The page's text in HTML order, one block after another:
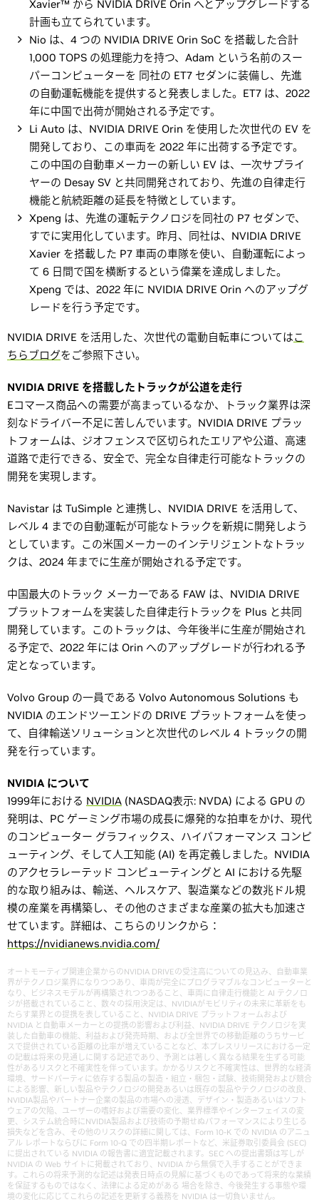
Xavier™ から NVIDIA DRIVE Orin へとアップグレードする
計画も立てられています。
Nio は、4 つの NVIDIA DRIVE Orin SoC を搭載した合計
1,000 TOPS の処理能力を持つ、Adam という名前のスー
パーコンピューターを 同社の ET7 セダンに装備し、先進
の自動運転機能を提供すると発表しました。ET7 は、2022
年に中国で出荷が開始される予定です。
Li Auto は、NVIDIA DRIVE Orin を使用した次世代の EV を
開発しており、この車両を 2022 年に出荷する予定です。
この中国の自動車メーカーの新しい EV は、一次サプライ
ヤーの Desay SV と共同開発されており、先進の自律走行
機能と航続距離の延長を特徴としています。
Xpeng は、先進の運転テクノロジを同社の P7 セダンで、
すでに実用化しています。昨月、同社は、NVIDIA DRIVE
Xavier を搭載した P7 車両の車隊を使い、自動運転によっ
て 6 日間で国を横断するという偉業を達成しました。
Xpeng では、2022 年に NVIDIA DRIVE Orin へのアップグ
レードを行う予定です。
NVIDIA DRIVE を活用した、次世代の電動自転車についてはこ
ちらブログをご参照下さい。
NVIDIA DRIVE を搭載したトラックが公道を走行
Eコマース商品への需要が高まっているなか、トラック業界は深
刻なドライバー不足に苦しんでいます。NVIDIA DRIVE プラッ
トフォームは、ジオフェンスで区切られたエリアや公道、高速
道路で走行できる、安全で、完全な自律走行可能なトラックの
開発を実現します。
Navistar は TuSimple と連携し、NVIDIA DRIVE を活用して、
レベル 4 までの自動運転が可能なトラックを新規に開発しよう
としています。この米国メーカーのインテリジェントなトラッ
クは、2024 年までに生産が開始される予定です。
中国最大のトラック メーカーである FAW は、NVIDIA DRIVE
プラットフォームを実装した自律走行トラックを Plus と共同
開発しています。このトラックは、今年後半に生産が開始され
る予定で、2022 年には Orin へのアップグレードが行われる予
定となっています。
Volvo Group の一員である Volvo Autonomous Solutions も
NVIDIA のエンドツーエンドの DRIVE プラットフォームを使っ
て、自律輸送ソリューションと次世代のレベル 4 トラックの開
発を行っています。
NVIDIA について
1999年における NVIDIA (NASDAQ表示: NVDA) による GPU の
発明は、PC ゲーミング市場の成長に爆発的な拍車をかけ、現代
のコンピューター グラフィックス、ハイパフォーマンス コンピ
ューティング、そして人工知能 (AI) を再定義しました。NVIDIA
のアクセラレーテッド コンピューティングと AI における先駆
的な取り組みは、輸送、ヘルスケア、製造業などの数兆ドル規
模の産業を再構築し、その他のさまざまな産業の拡大も加速さ
せています。詳細は、こちらのリンクから：
https://nvidianews.nvidia.com/
オートモーティブ関連企業からのNVIDIA DRIVEの受注高についての見込み、自動車業
界がテクノロジ業界になりつつあり、車両が完全にプログラマブルなコンピューターと
なり、ビジネスモデルが再構築されつつあること、車両に自律走行機能と AI テクノロ
ジが搭載されていること、数々の採用決定は、NVIDIAがモビリティの未来に革新をも
たらす業界との提携を表していること、NVIDIA DRIVE プラットフォームおよび
NVIDIA と自動車メーカーとの提携の影響および利益、NVIDIA DRIVE テクノロジを実
装した自動車の機能、利益および発売時期、および全世界での移動距離のうちサービ
スで提供されている距離の比率が増えていることなど、本プレスリリースにおける一定
の記載は将来の見通しに関する記述であり、予測とは著しく異なる結果を生ずる可能
性があるリスクと不確実性を伴っています。かかるリスクと不確実性は、世界的な経済
環境、サードパーティに依存する製品の製造・組立・梱包・試験、技術開発および競合
による影響、新しい製品やテクノロジの開発あるいは既存の製品やテクノロジの改良、
NVIDIA製品やパートナー企業の製品の市場への浸透、デザイン・製造あるいはソフト
ウェアの欠陥、ユーザーの嗜好および需要の変化、業界標準やインターフェイスの変
更、システム統合時にNVIDIA製品および技術の予期せぬパフォーマンスにより生じる
損失などを含み、その他のリスクの詳細に関しては、Form 10-K での NVIDIA のアニュ
アル レポートならびに Form 10-Q での四半期レポートなど、米証券取引委員会 (SEC)
に提出されている NVIDIA の報告書に適宜記載されます。SEC への提出書類は写しが
NVIDIA の Web サイトに掲載されており、NVIDIA から無償で入手することができま
す。これらの将来予測的な記述は発表日時点の見解に基づくものであって将来的な業績
を保証するものではなく、法律による定めがある 場合を除き、今後発生する事態や環
境の変化に応じてこれらの記述を更新する義務を NVIDIA は一切負いません。